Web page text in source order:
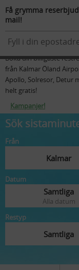
Sista minuten
Boka din billigaste
från Kalmar Öland
Apollo, Solresor, Detur
helt gratis!
Kampanjer!
Sök
Från
Kalmar
Datum
Samtliga
Alla datum
Restyp
Samtliga
Få grymma
mail!